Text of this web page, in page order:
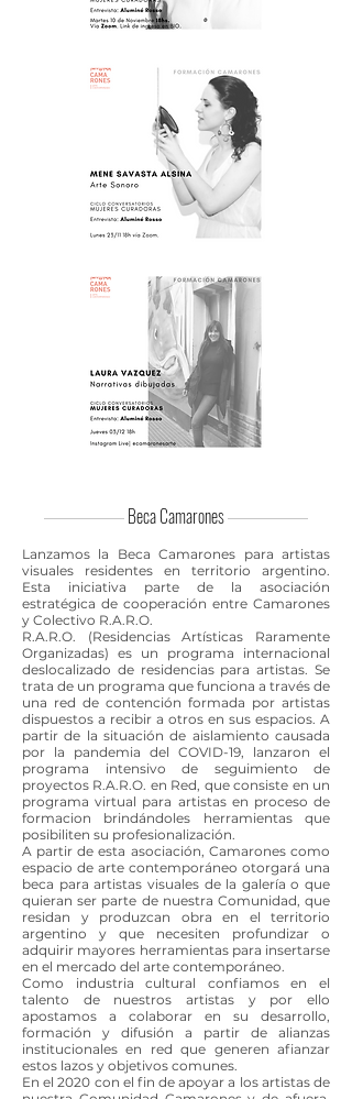
Beca Camarones
Lanzamos la Beca Camarones para artistas
visuales residentes en territorio argentino.
Esta iniciativa parte de la asociación
estratégica de cooperación entre Camarones
y Colectivo R.A.R.O.​
R.A.R.O. (Residencias Artísticas Raramente
Organizadas) es un programa internacional
deslocalizado de residencias para artistas. Se
trata de un programa que funciona a través de
una red de contención formada por artistas
dispuestos a recibir a otros en sus espacios. A
partir de la situación de aislamiento causada
por la pandemia del COVID-19, lanzaron el
programa intensivo de seguimiento de
proyectos R.A.R.O. en Red, que consiste en un
programa virtual para artistas en proceso de
formacion brindándoles herramientas que
posibiliten su profesionalización. ​
A partir de esta asociación, Camarones como
espacio de arte contemporáneo otorgará una
beca para artistas visuales de la galería o que
quieran ser parte de nuestra Comunidad, que
residan y produzcan obra en el territorio
argentino y que necesiten profundizar o
adquirir mayores herramientas para insertarse
en el mercado del arte contemporáneo. ​
Como industria cultural confiamos en el
talento de nuestros artistas y por ello
apostamos a colaborar en su desarrollo,
formación y difusión a partir de alianzas
institucionales en red que generen afianzar
estos lazos y objetivos comunes.
En el 2020 con el fin de apoyar a los artistas de